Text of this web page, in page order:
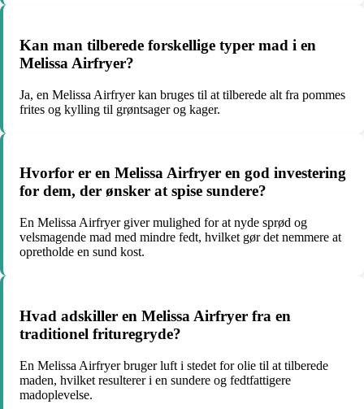
Kan man tilberede forskellige typer mad i en
Melissa Airfryer?
Ja, en Melissa Airfryer kan bruges til at tilberede alt fra pommes
frites og kylling til grøntsager og kager.
Hvorfor er en Melissa Airfryer en god investering
for dem, der ønsker at spise sundere?
En Melissa Airfryer giver mulighed for at nyde sprød og
velsmagende mad med mindre fedt, hvilket gør det nemmere at
opretholde en sund kost.
Hvad adskiller en Melissa Airfryer fra en
traditionel frituregryde?
En Melissa Airfryer bruger luft i stedet for olie til at tilberede
maden, hvilket resulterer i en sundere og fedtfattigere
madoplevelse.